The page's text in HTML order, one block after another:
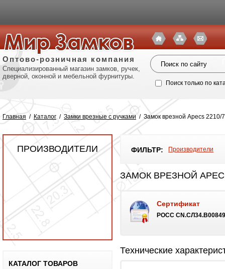
Оптово-розничная компания
Специализированный магазин замков, ручек,
дверной, оконной и мебельной фурнитуры.
Поиск только по
Главная / Каталог / Замки врезные с ручками / Замок врезной Apecs 2210/
ПРОИЗВОДИТЕЛИ
КАТАЛОГ ТОВАРОВ
ФИЛЬТР: Производители
ЗАМОК ВРЕЗНОЙ
Сертификат
POCC
Технические